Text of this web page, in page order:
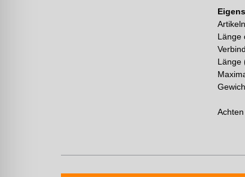
Länge
Länge